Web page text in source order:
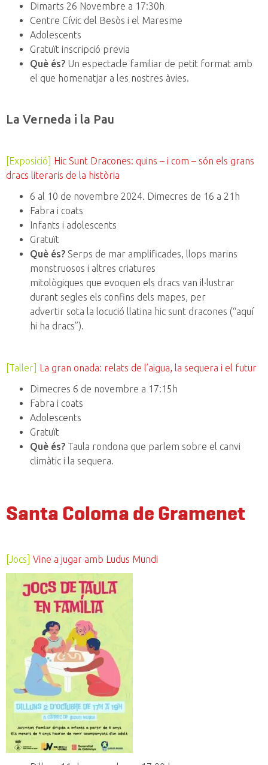
Dimarts 26 Novembre a 17:30h
Centre Cívic del Besòs i el Maresme
Adolescents
Gratuït inscripció previa
Què és? Un espectacle familiar de petit format amb
el que homenatjar a les nostres àvies.
La Verneda i la Pau
[Exposició]
Hic Sunt Dracones: quins – i com – són els grans
dracs literaris de la història
6 al 10 de novembre 2024. Dimecres de 16 a 21h
Fabra i coats
Infants i adolescents
Gratuït
Què és? Serps de mar amplificades, llops marins
monstruosos i altres criatures
mitològiques que evoquen els dracs van il·lustrar
durant segles els confins dels mapes, per
advertir sota la locució llatina hic sunt dracones (“aquí
hi ha dracs”).
[Taller]
La gran onada: relats de l’aigua, la sequera i el futur
Dimecres 6 de novembre a 17:15h
Fabra i coats
Adolescents
Gratuït
Què és? Taula rondona que parlem sobre el canvi
climàtic i la sequera.
Santa Coloma de Gramenet
[Jocs] Vine a jugar amb Ludus Mundi